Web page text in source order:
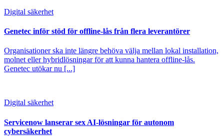
Digital säkerhet
Genetec inför stöd för offline-lås från flera leverantörer
Organisationer ska inte längre behöva välja mellan lokal installation,
molnet eller hybridlösningar för att kunna hantera offline-lås.
Genetec utökar nu [...]
Digital säkerhet
Servicenow lanserar sex AI-lösningar för autonom
cybersäkerhet